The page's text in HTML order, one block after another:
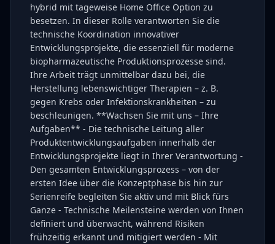
hybrid mit tageweise Home Office Option zu
besetzen. In dieser Rolle verantworten Sie die
technische Koordination innovativer
Entwicklungsprojekte, die essenziell für moderne
biopharmazeutische Produktionsprozesse sind.
Ihre Arbeit trägt unmittelbar dazu bei, die
Herstellung lebenswichtiger Therapien – z. B.
gegen Krebs oder Infektionskrankheiten – zu
beschleunigen. **Wachsen Sie mit uns – Ihre
Aufgaben** - Die technische Leitung aller
Produktentwicklungsaufgaben innerhalb der
Entwicklungsprojekte liegt in Ihrer Verantwortung -
Den gesamten Entwicklungsprozess – von der
ersten Idee über die Konzeptphase bis hin zur
Serienreife begleiten Sie aktiv und mit Blick fürs
Ganze - Technische Meilensteine werden von Ihnen
definiert und überwacht, während Risiken
frühzeitig erkannt und mitigiert werden - Mit